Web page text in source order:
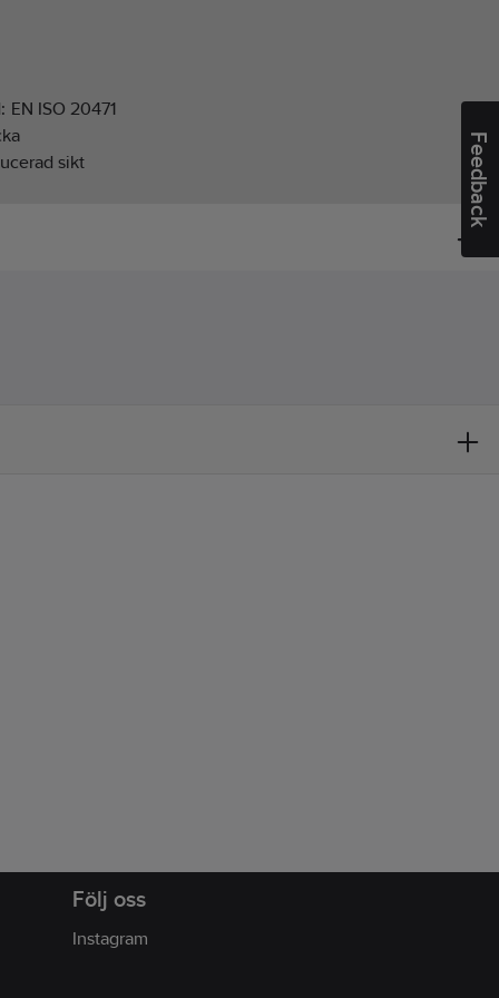
Feedback
EN ISO 20471
sikt
Följ oss
Instagram